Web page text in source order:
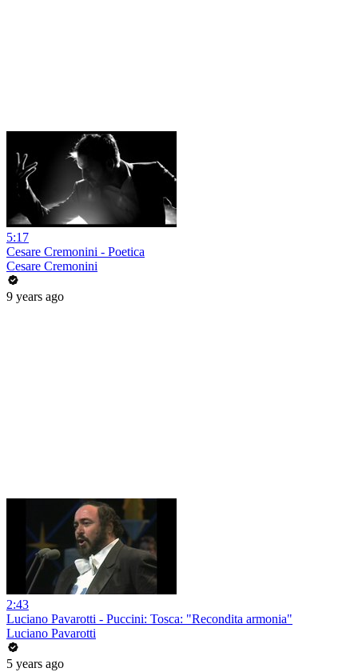
5:17
Cesare Cremonini - Poetica
Cesare Cremonini
9 years ago
2:43
Luciano Pavarotti - Puccini: Tosca: "Recondita armonia"
Luciano Pavarotti
5 years ago